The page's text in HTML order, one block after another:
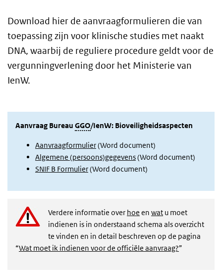
Download hier de aanvraagformulieren die van
toepassing zijn voor klinische studies met naakt
DNA, waarbij de reguliere procedure geldt voor de
vergunningverlening door het Ministerie van
IenW.
Aanvraag Bureau GGO/IenW: Bioveiligheidsaspecten
Aanvraagformulier(Word document)
Algemene (persoons)gegevens(Word document)
SNIF B Formulier(Word document)
Verdere informatie over hoe en wat u moet
indienen is in onderstaand schema als overzicht
te vinden en in detail beschreven op de pagina
“Wat moet ik indienen voor de officiële aanvraag?”